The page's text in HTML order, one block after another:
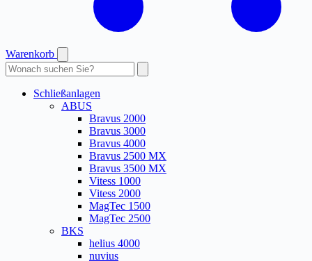
Warenkorb
Produkte
durchsuchen
Schließanlagen
ABUS
Bravus 2000
Bravus 3000
Bravus 4000
Bravus 2500 MX
Bravus 3500 MX
Vitess 1000
Vitess 2000
MagTec 1500
MagTec 2500
BKS
helius 4000
nuvius